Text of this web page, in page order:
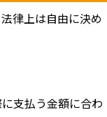
律上は自由に決め
支払う金額に合わ